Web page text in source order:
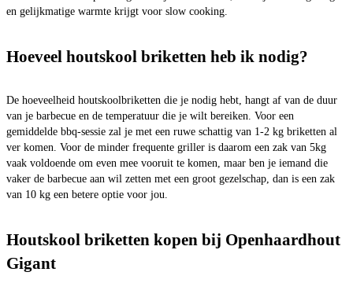
en gelijkmatige warmte krijgt voor slow cooking.
Hoeveel houtskool briketten heb ik nodig?
De hoeveelheid houtskoolbriketten die je nodig hebt, hangt af van de duur
van je barbecue en de temperatuur die je wilt bereiken. Voor een
gemiddelde bbq-sessie zal je met een ruwe schattig van 1-2 kg briketten al
ver komen. Voor de minder frequente griller is daarom een zak van 5kg
vaak voldoende om even mee vooruit te komen, maar ben je iemand die
vaker de barbecue aan wil zetten met een groot gezelschap, dan is een zak
van 10 kg een betere optie voor jou.
Houtskool briketten kopen bij Openhaardhout
Gigant